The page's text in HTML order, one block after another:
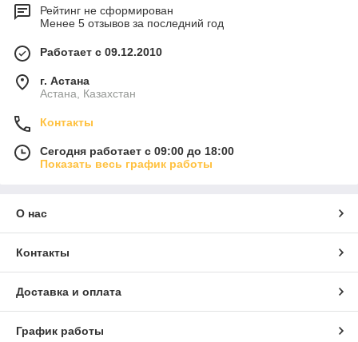
Рейтинг не сформирован
Менее 5 отзывов за последний год
Работает с 09.12.2010
г. Астана
Астана, Казахстан
Контакты
Сегодня работает с 09:00 до 18:00
Показать весь график работы
О нас
Контакты
Доставка и оплата
График работы